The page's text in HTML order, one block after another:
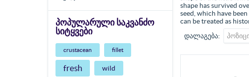
ᲞᲝᲞᲣᲚᲐᲠᲣᲚᲘ ᲡᲐᲙᲕᲐᲜᲫᲝ
ᲡᲘᲢᲧᲕᲔᲑᲘ
crustacean fillet
fresh wild
shape has survived
seed, which have
can be treated as
დალაგება